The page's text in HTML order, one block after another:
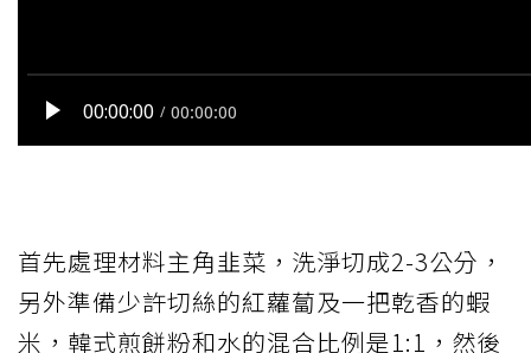
首先處理材料主角韭菜，洗淨切成2-3公分，
另外準備少許切絲的紅蘿蔔及一把乾香的蝦
米，韓式煎餅粉和水的混合比例是1:1，然後